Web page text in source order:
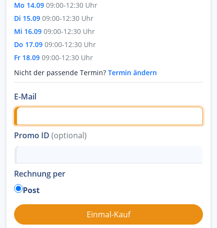
Mo 14.09 09:00-12:30 Uhr
Di 15.09 09:00-12:30 Uhr
Mi 16.09 09:00-12:30 Uhr
Do 17.09 09:00-12:30 Uhr
Fr 18.09 09:00-12:30 Uhr
Nicht der passende Termin? Termin ändern
E-Mail
Promo ID (optional)
Rechnung per
Post